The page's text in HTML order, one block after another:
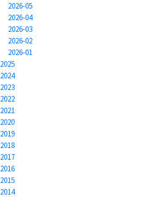
2026-05
2026-04
2026-03
2026-02
2026-01
2025
2024
2023
2022
2021
2020
2019
2018
2017
2016
2015
2014